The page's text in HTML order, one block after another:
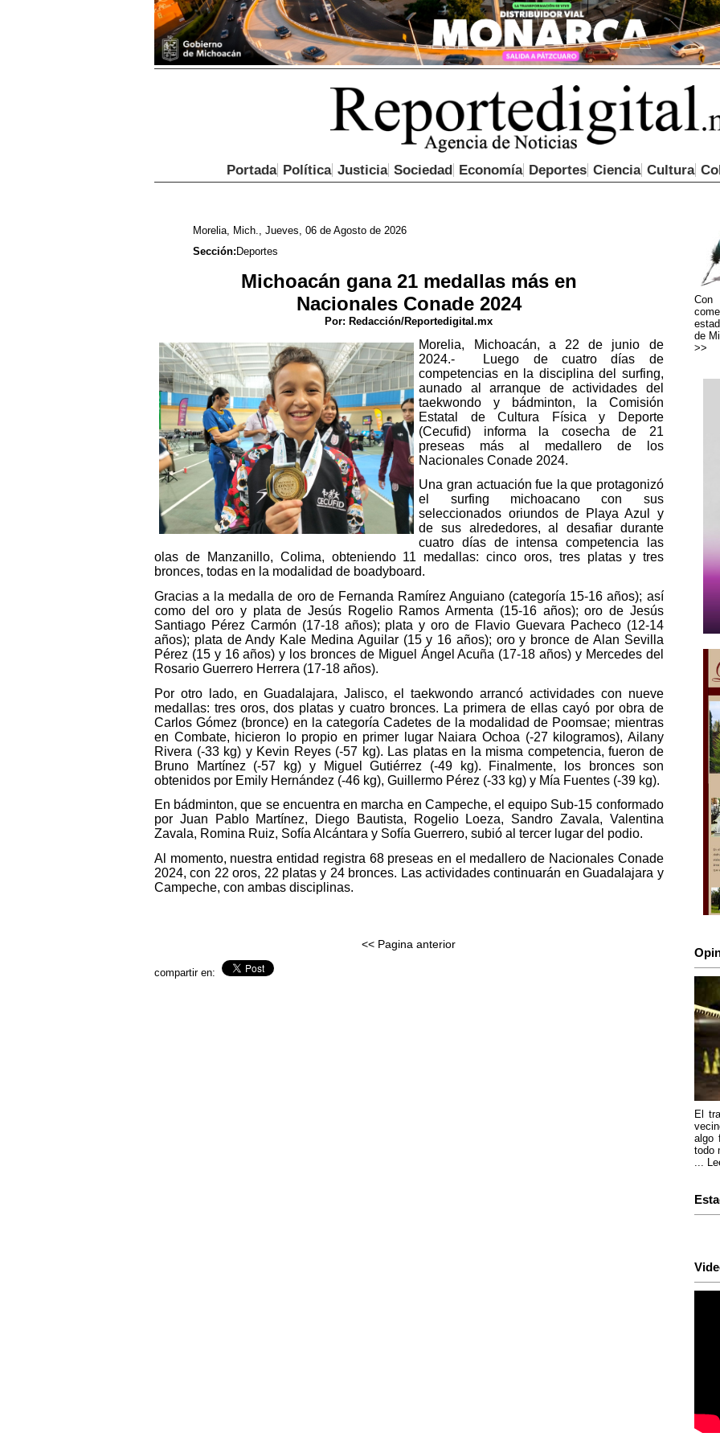
Portada Política Justicia Sociedad Economía Deportes Ciencia Cultura
Morelia, Mich., Jueves, 06 de Agosto de 2026
Sección: Deportes
Michoacán gana 21 medallas más en
Nacionales Conade 2024
Por: Redacción/Reportedigital.mx
Morelia, Michoacán, a 22 de junio de
2024.- Luego de cuatro días de
competencias en la disciplina del surfing,
aunado al arranque de actividades del
taekwondo y bádminton, la Comisión
Estatal de Cultura Física y Deporte
(Cecufid) informa la cosecha de 21
preseas más al medallero de los
Nacionales Conade 2024.
Una gran actuación fue la que protagonizó
el surfing michoacano con sus
seleccionados oriundos de Playa Azul y
de sus alrededores, al desafiar durante
cuatro días de intensa competencia las
olas de Manzanillo, Colima, obteniendo 11 medallas: cinco oros, tres platas y tres
bronces, todas en la modalidad de boadyboard.
Gracias a la medalla de oro de Fernanda Ramírez Anguiano (categoría 15-16 años); así
como del oro y plata de Jesús Rogelio Ramos Armenta (15-16 años); oro de Jesús
Santiago Pérez Carmón (17-18 años); plata y oro de Flavio Guevara Pacheco (12-14
años); plata de Andy Kale Medina Aguilar (15 y 16 años); oro y bronce de Alan Sevilla
Pérez (15 y 16 años) y los bronces de Miguel Ángel Acuña (17-18 años) y Mercedes del
Rosario Guerrero Herrera (17-18 años).
Por otro lado, en Guadalajara, Jalisco, el taekwondo arrancó actividades con nueve
medallas: tres oros, dos platas y cuatro bronces. La primera de ellas cayó por obra de
Carlos Gómez (bronce) en la categoría Cadetes de la modalidad de Poomsae; mientras
en Combate, hicieron lo propio en primer lugar Naiara Ochoa (-27 kilogramos), Ailany
Rivera (-33 kg) y Kevin Reyes (-57 kg). Las platas en la misma competencia, fueron de
Bruno Martínez (-57 kg) y Miguel Gutiérrez (-49 kg). Finalmente, los bronces son
obtenidos por Emily Hernández (-46 kg), Guillermo Pérez (-33 kg) y Mía Fuentes (-39 kg).
En bádminton, que se encuentra en marcha en Campeche, el equipo Sub-15 conformado
por Juan Pablo Martínez, Diego Bautista, Rogelio Loeza, Sandro Zavala, Valentina
Zavala, Romina Ruiz, Sofía Alcántara y Sofía Guerrero, subió al tercer lugar del podio.
Al momento, nuestra entidad registra 68 preseas en el medallero de Nacionales Conade
2024, con 22 oros, 22 platas y 24 bronces. Las actividades continuarán en Guadalajara y
Campeche, con ambas disciplinas.
<< Pagina anterior
compartir en:
Con
de
>>
El
algo
todo